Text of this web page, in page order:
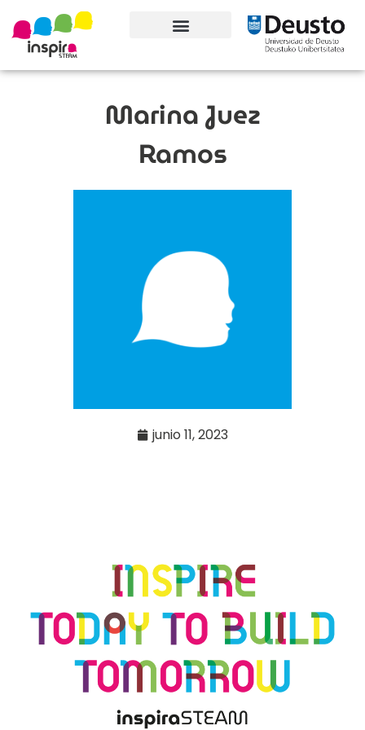
Marina Juez
Ramos
junio 11, 2023